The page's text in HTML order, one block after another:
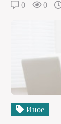
0 0
Иное